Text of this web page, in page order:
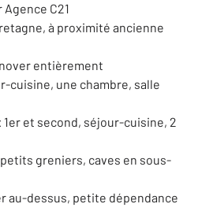
C21
à proximité ancienne
entièrement
cuisine, une chambre, salle
et second, séjour-cuisine, 2
greniers, caves en sous-
au-dessus, petite dépendance